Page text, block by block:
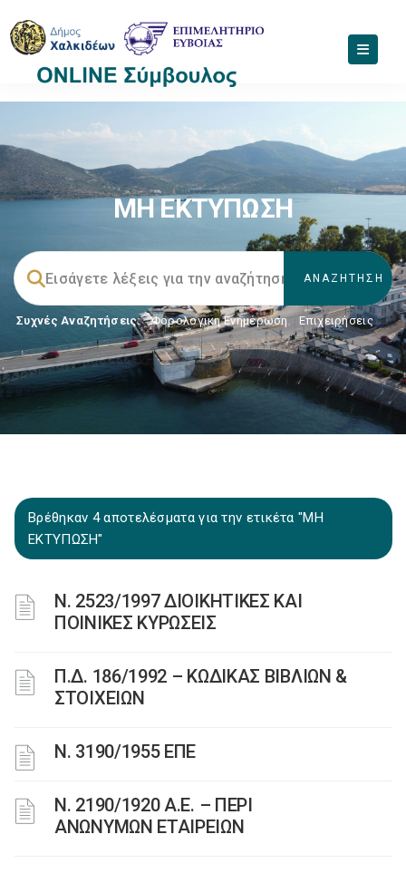
ΜΗ ΕΚΤΥΠΩΣΗ
Συχνές Αναζητήσεις: Φορολογικη Ενημέρωση, Επιχειρήσεις
Βρέθηκαν 4 αποτελέσματα για την ετικέτα "ΜΗ
ΕΚΤΥΠΩΣΗ"
Ν. 2523/1997 ΔΙΟΙΚΗΤΙΚΕΣ ΚΑΙ
ΠΟΙΝΙΚΕΣ ΚΥΡΩΣΕΙΣ
Π.Δ. 186/1992 – ΚΩΔΙΚΑΣ ΒΙΒΛΙΩΝ &
ΣΤΟΙΧΕΙΩΝ
Ν. 3190/1955 ΕΠΕ
Ν. 2190/1920 Α.Ε. – ΠΕΡΙ
ΑΝΩΝΥΜΩΝ ΕΤΑΙΡΕΙΩΝ